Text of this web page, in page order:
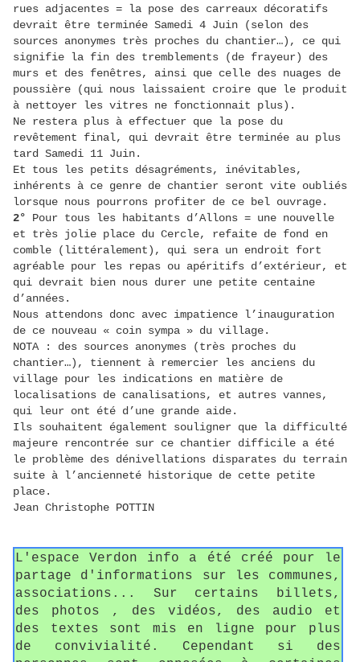
rues adjacentes = la pose des carreaux décoratifs
devrait être terminée Samedi 4 Juin (selon des
sources anonymes très proches du chantier…), ce qui
signifie la fin des tremblements (de frayeur) des
murs et des fenêtres, ainsi que celle des nuages de
poussière (qui nous laissaient croire que le produit
à nettoyer les vitres ne fonctionnait plus).
Ne restera plus à effectuer que la pose du
revêtement final, qui devrait être terminée au plus
tard Samedi 11 Juin.
Et tous les petits désagréments, inévitables,
inhérents à ce genre de chantier seront vite oubliés
lorsque nous pourrons profiter de ce bel ouvrage.
2° Pour tous les habitants d’Allons = une nouvelle
et très jolie place du Cercle, refaite de fond en
comble (littéralement), qui sera un endroit fort
agréable pour les repas ou apéritifs d’extérieur, et
qui devrait bien nous durer une petite centaine
d’années.
Nous attendons donc avec impatience l’inauguration
de ce nouveau « coin sympa » du village.
NOTA : des sources anonymes (très proches du
chantier…), tiennent à remercier les anciens du
village pour les indications en matière de
localisations de canalisations, et autres vannes,
qui leur ont été d’une grande aide.
Ils souhaitent également souligner que la difficulté
majeure rencontrée sur ce chantier difficile a été
le problème des dénivellations disparates du terrain
suite à l’ancienneté historique de cette petite
place.
Jean Christophe POTTIN
L'espace Verdon info a été créé pour le
partage d'informations sur les communes,
associations... Sur certains billets,
des photos , des vidéos, des audio et
des textes sont mis en ligne pour plus
de convivialité. Cependant si des